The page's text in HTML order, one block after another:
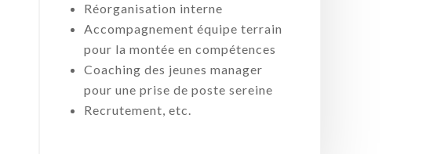
Réorganisation interne
Accompagnement équipe terrain
pour la montée en compétences
Coaching des jeunes manager
pour une prise de poste sereine
Recrutement, etc.